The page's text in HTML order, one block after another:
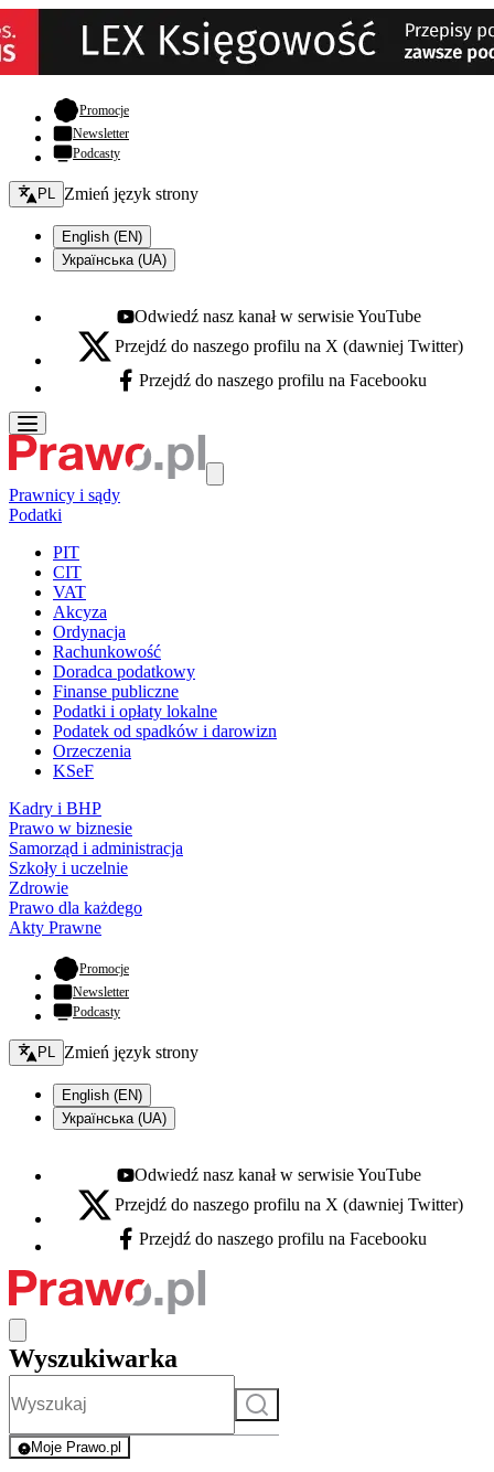
Promocje- otwiera się w nowej karcie
Newsletter
Podcasty
Zmień język - bieżący:
PL Zmień język strony
English (EN)
Українська (UA)
Youtube - otwiera się w nowej karcie
Odwiedź nasz kanał w serwisie YouTube
X - otwiera się w nowej karcie
Przejdź do naszego profilu na X (dawniej Twitter)
Facebook - otwiera się w nowej karcie
Przejdź do naszego profilu na Facebooku
Prawnicy i sądy
Podatki
PIT
CIT
VAT
Akcyza
Ordynacja
Rachunkowość
Doradca podatkowy
Finanse publiczne
Podatki i opłaty lokalne
Podatek od spadków i darowizn
Orzeczenia
KSeF
Kadry i BHP
Prawo w biznesie
Samorząd i administracja
Szkoły i uczelnie
Zdrowie
Prawo dla każdego
Akty Prawne
Promocje- otwiera się w nowej karcie
Newsletter
Podcasty
Zmień język - bieżący:
PL Zmień język strony
English (EN)
Українська (UA)
Youtube - otwiera się w nowej karcie
Odwiedź nasz kanał w serwisie YouTube
X - otwiera się w nowej karcie
Przejdź do naszego profilu na X (dawniej Twitter)
Facebook - otwiera się w nowej karcie
Przejdź do naszego profilu na Facebooku
Wyszukiwarka
Szukaj
Moje Prawo.pl
- rejestracja i logowanie do serwisu